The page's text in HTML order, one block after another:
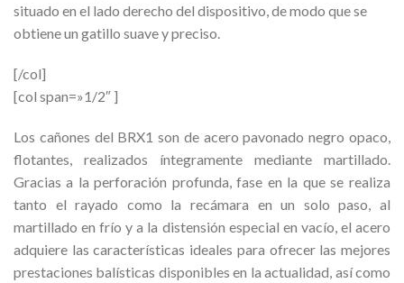
situado en el lado derecho del dispositivo, de modo que se
obtiene un gatillo suave y preciso.
[/col]
[col span=»1/2″ ]
Los cañones del BRX1 son de acero pavonado negro opaco,
flotantes, realizados íntegramente mediante martillado.
Gracias a la perforación profunda, fase en la que se realiza
tanto el rayado como la recámara en un solo paso, al
martillado en frío y a la distensión especial en vacío, el acero
adquiere las características ideales para ofrecer las mejores
prestaciones balísticas disponibles en la actualidad, así como